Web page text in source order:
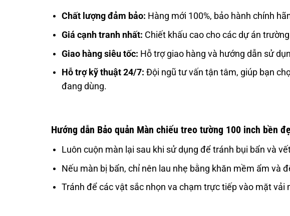
Chất lượng đảm bảo: Hàng mới 100%, bảo hành chính
Giá cạnh tranh nhất: Chiết khấu cao cho các dự án
Giao hàng siêu tốc: Hỗ trợ giao hàng và hướng dẫn sử
Hỗ trợ kỹ thuật 24/7: Đội ngũ tư vấn tận tâm, giúp bạn
đang dùng.
Hướng dẫn Bảo quản Màn chiếu treo tường 100 inch bền
Luôn cuộn màn lại sau khi sử dụng để tránh bụi bẩn và
Nếu màn bị bẩn, chỉ nên lau nhẹ bằng khăn mềm ẩm và
Tránh để các vật sắc nhọn va chạm trực tiếp vào mặt vải